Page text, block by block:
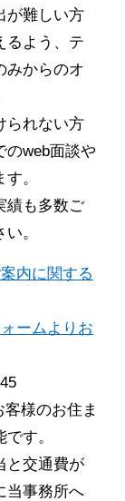
が難しい方
るよう、テ
みからのオ
られない方
のweb面談や
。
績も多数ご
。
内に関する
ームよりお
様のお住ま
す。
と交通費が
当事務所へ